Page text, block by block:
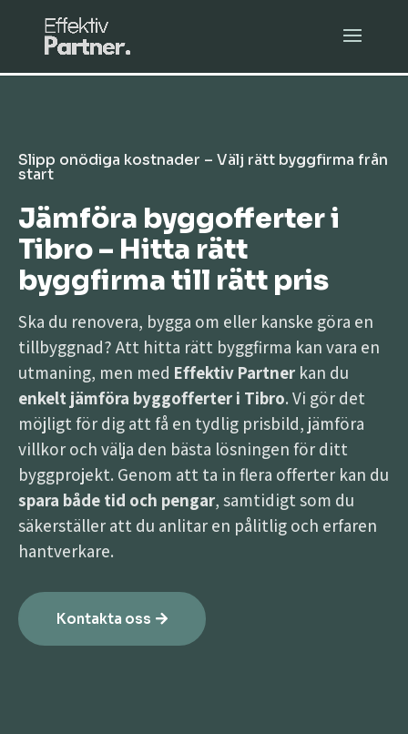
Slipp onödiga kostnader – Välj rätt byggfirma från
start
Jämföra byggofferter i
Tibro – Hitta rätt
byggfirma till rätt pris
Ska du renovera, bygga om eller kanske göra en
tillbyggnad? Att hitta rätt byggfirma kan vara en
utmaning, men med Effektiv Partner kan du
enkelt jämföra byggofferter i Tibro. Vi gör det
möjligt för dig att få en tydlig prisbild, jämföra
villkor och välja den bästa lösningen för ditt
byggprojekt. Genom att ta in flera offerter kan du
spara både tid och pengar, samtidigt som du
säkerställer att du anlitar en pålitlig och erfaren
hantverkare.
Kontakta oss